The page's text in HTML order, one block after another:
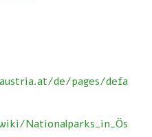
de/pages/defa
Nationalparks_in_Ös